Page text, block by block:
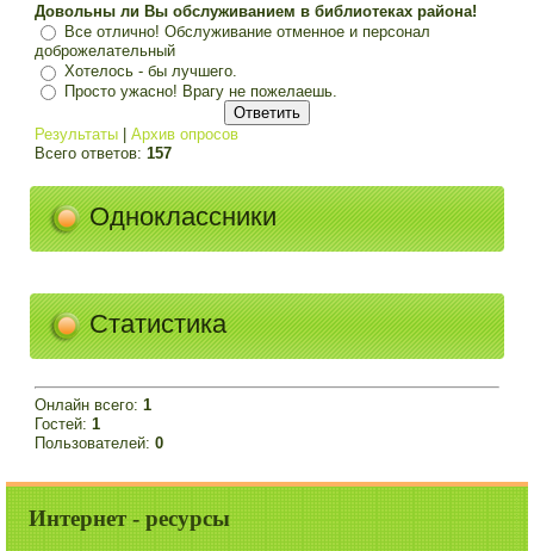
Довольны ли Вы обслуживанием в библиотеках района!
Все отлично! Обслуживание отменное и персонал
доброжелательный
Хотелось - бы лучшего.
Просто ужасно! Врагу не пожелаешь.
Результаты |Архив опросов
Всего ответов:157
Одноклассники
Статистика
Онлайн всего:1
Гостей:1
Пользователей:0
Интернет - ресурсы